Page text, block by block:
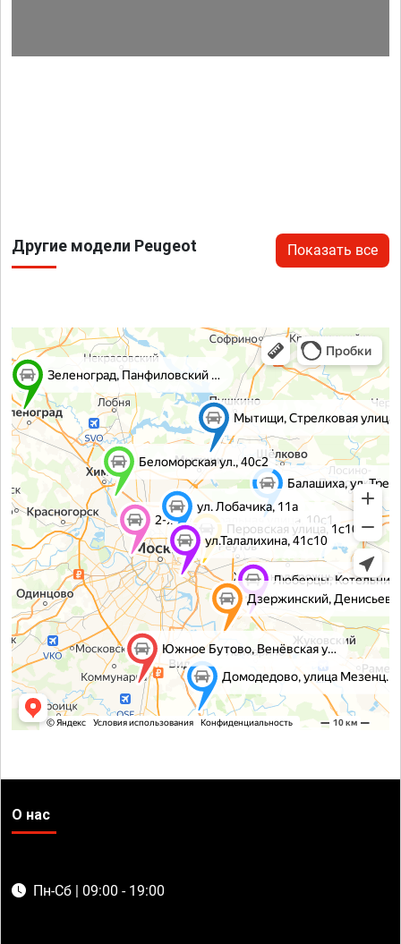
Другие модели Peugeot Показать все
О нас
Пн-Сб | 09:00 - 19:00